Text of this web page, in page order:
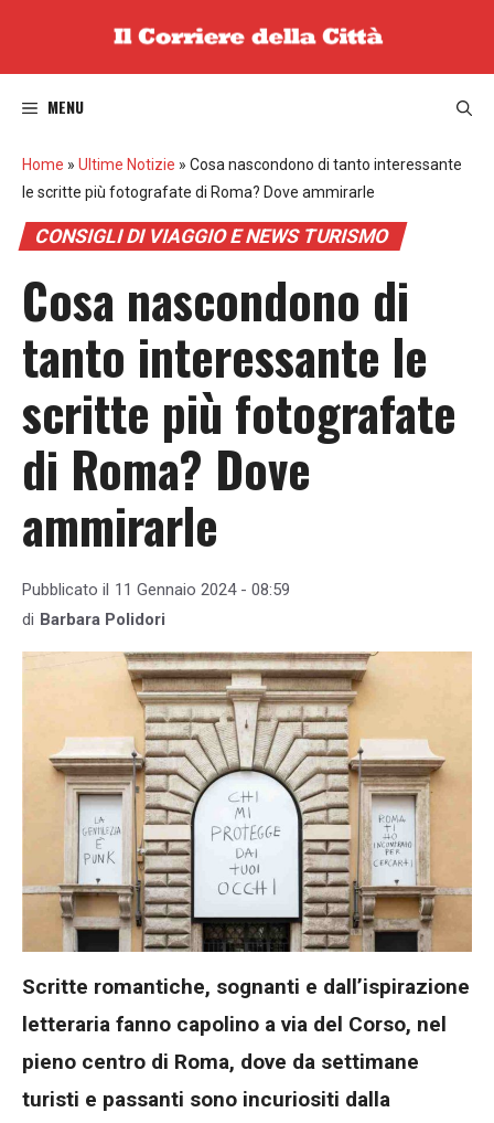
MENU
Home » Ultime Notizie » Cosa nascondono di tanto interessante
le scritte più fotografate di Roma? Dove ammirarle
CONSIGLI DI VIAGGIO E NEWS TURISMO
Cosa nascondono di
tanto interessante le
scritte più fotografate
di Roma? Dove
ammirarle
Pubblicato il 11 Gennaio 2024 - 08:59
di Barbara Polidori
Scritte romantiche, sognanti e dall’ispirazione
letteraria fanno capolino a via del Corso, nel
pieno centro di Roma, dove da settimane
turisti e passanti sono incuriositi dalla